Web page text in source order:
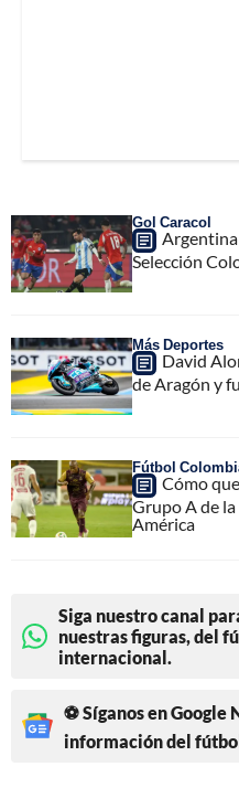
Gol Caracol
Selección
Más Deportes
David
de Aragón y
Fútbol
Cómo
Grupo A de
América
Siga nuestro canal
nuestras figuras, del
internacional.
⚽ Síganos en Google
información del